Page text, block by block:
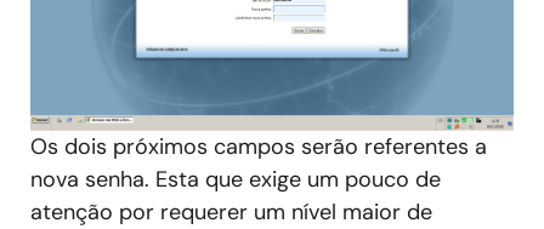
Os dois próximos campos serão referentes a
nova senha. Esta que exige um pouco de
atenção por requerer um nível maior de